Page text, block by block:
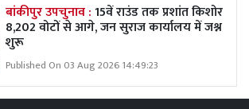
बांकीपुर उपचुनाव :15वें राउंड तक प्रशांत किशोर
8,202 वोटों से आगे, जन सुराज कार्यालय में जश्न
शुरू
Published On 03 Aug 2026 14:49:23